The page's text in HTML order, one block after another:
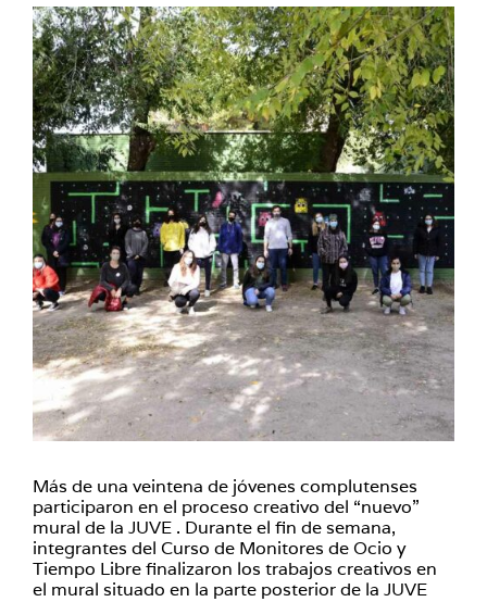
Más de una veintena de jóvenes complutenses
participaron en el proceso creativo del “nuevo”
mural de la JUVE . Durante el fin de semana,
integrantes del Curso de Monitores de Ocio y
Tiempo Libre finalizaron los trabajos creativos en
el mural situado en la parte posterior de la JUVE